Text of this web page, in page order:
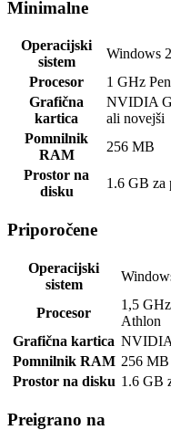
Minimalne
Operacijski
sistem
Windows
Procesor
1 GHz
Grafična
kartica
NVIDIA
ali novejši
Pomnilnik
RAM
256 MB
Prostor na
disku
1.6 GB za
Priporočene
Operacijski
sistem
Procesor
1,5
Athlon
Grafična kartica NVIDIA
Pomnilnik RAM 256 MB
Prostor na disku 1.6 GB
Preigrano na